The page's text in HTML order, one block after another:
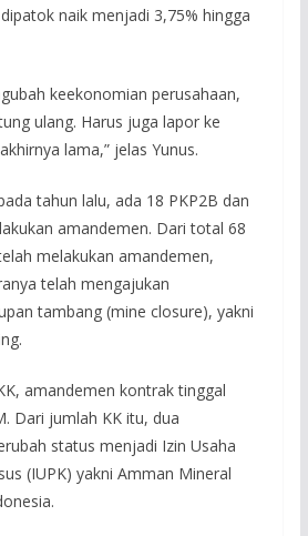
naik menjadi 3,75% hingga
keekonomian perusahaan,
ulang. Harus juga lapor ke
lama,” jelas Yunus.
tahun lalu, ada 18 PKP2B dan
amandemen. Dari total 68
melakukan amandemen,
telah mengajukan
tambang (mine closure), yakni
amandemen kontrak tinggal
Dari jumlah KK itu, dua
status menjadi Izin Usaha
(IUPK) yakni Amman Mineral